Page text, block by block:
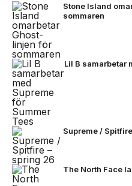
Stone Island
sommaren
Lil B samarbetar
Supreme /
The North Face